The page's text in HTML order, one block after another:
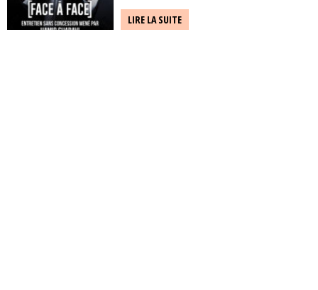
rare à transformer un court de tennis
en […]
LIRE LA SUITE